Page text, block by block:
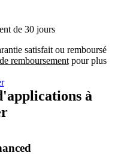
de 30 jours
satisfait ou remboursé
remboursementpour plus
à